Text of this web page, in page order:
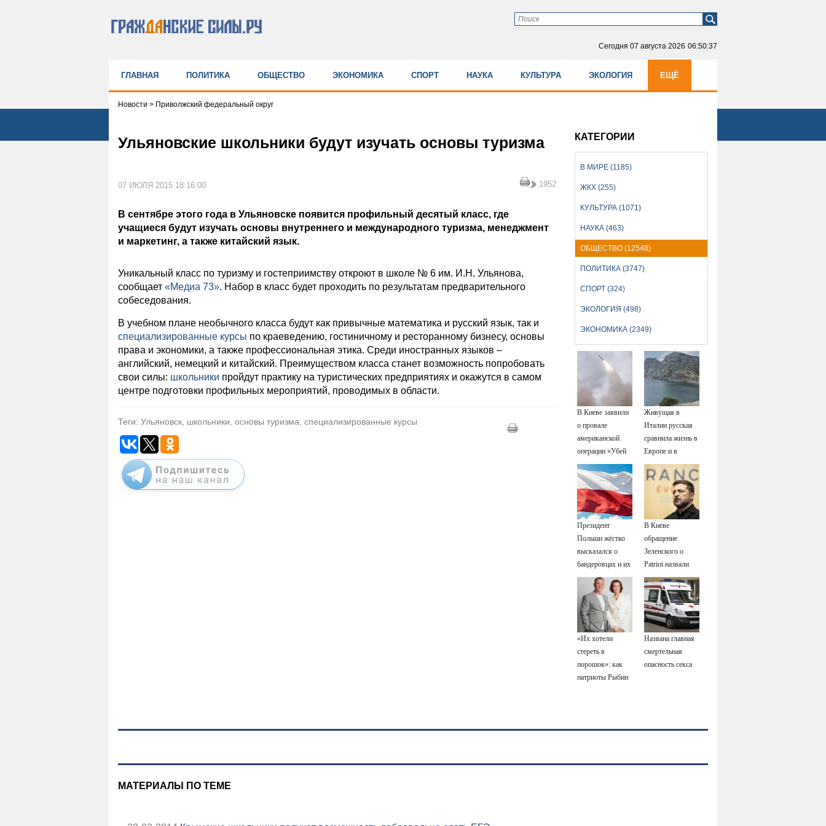
Сегодня 07 августа 2026 06:50:37
ГЛАВНАЯ ПОЛИТИКА ОБЩЕСТВО ЭКОНОМИКА СПОРТ НАУКА КУЛЬТУРА ЭКОЛОГИЯ ЕЩЁ
Новости > Приволжский федеральный округ
Ульяновские школьники будут изучать основы туризма
07 ИЮЛЯ 2015 18:16:00 1952
В сентябре этого года в Ульяновске появится профильный десятый класс, где
учащиеся будут изучать основы внутреннего и международного туризма, менеджмент
и маркетинг, а также китайский язык.
Уникальный класс по туризму и гостеприимству откроют в школе № 6 им. И.Н. Ульянова,
сообщает «Медиа 73». Набор в класс будет проходить по результатам предварительного
собеседования.
В учебном плане необычного класса будут как привычные математика и русский язык, так и
специализированные курсы по краеведению, гостиничному и ресторанному бизнесу, основы
права и экономики, а также профессиональная этика. Среди иностранных языков –
английский, немецкий и китайский. Преимуществом класса станет возможность попробовать
свои силы: школьники пройдут практику на туристических предприятиях и окажутся в самом
центре подготовки профильных мероприятий, проводимых в области.
Теги: Ульяновск, школьники, основы туризма, специализированные курсы
КАТЕГОРИИ
В МИРЕ (1185)
ЖКХ (255)
КУЛЬТУРА (1071)
НАУКА (463)
ОБЩЕСТВО (12548)
ПОЛИТИКА (3747)
СПОРТ (324)
ЭКОЛОГИЯ (498)
ЭКОНОМИКА (2349)
В Киеве заявили
о провале
американской
операции «Убей
лучника» против
России
Живущая в
Италии русская
сравнила жизнь в
Европе и в
Крыму
Президент
Польши жёстко
высказался о
бандеровцах и их
идеологии
В Киеве
обращение
Зеленского о
Patriot назвали
«комедией»
«Их хотели
стереть в
порошок»: как
патриоты Рыбин
бизу»
Названа главная
смертельная
опасность секса
МАТЕРИАЛЫ ПО ТЕМЕ